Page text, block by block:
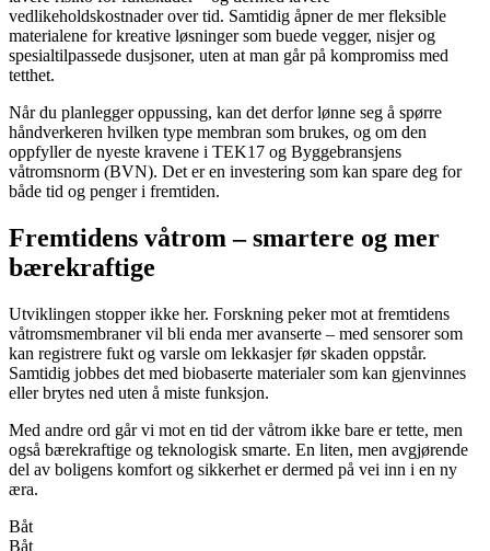
vedlikeholdskostnader over tid. Samtidig åpner de mer fleksible
materialene for kreative løsninger som buede vegger, nisjer og
spesialtilpassede dusjsoner, uten at man går på kompromiss med
tetthet.
Når du planlegger oppussing, kan det derfor lønne seg å spørre
håndverkeren hvilken type membran som brukes, og om den
oppfyller de nyeste kravene i TEK17 og Byggebransjens
våtromsnorm (BVN). Det er en investering som kan spare deg for
både tid og penger i fremtiden.
Fremtidens våtrom – smartere og mer
bærekraftige
Utviklingen stopper ikke her. Forskning peker mot at fremtidens
våtromsmembraner vil bli enda mer avanserte – med sensorer som
kan registrere fukt og varsle om lekkasjer før skaden oppstår.
Samtidig jobbes det med biobaserte materialer som kan gjenvinnes
eller brytes ned uten å miste funksjon.
Med andre ord går vi mot en tid der våtrom ikke bare er tette, men
også bærekraftige og teknologisk smarte. En liten, men avgjørende
del av boligens komfort og sikkerhet er dermed på vei inn i en ny
æra.
Båt
Båt